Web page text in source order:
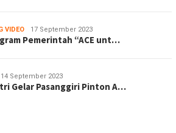
VIDEO 17 September 2023
Pemerintah “ACE unt…
14 September 2023
Gelar Pasanggiri Pinton A…